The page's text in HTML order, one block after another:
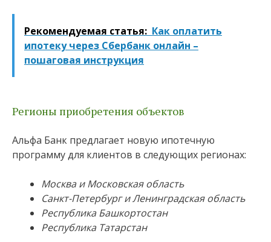
Рекомендуемая статья: Как оплатить
ипотеку через Сбербанк онлайн –
пошаговая инструкция
Регионы приобретения объектов
Альфа Банк предлагает новую ипотечную
программу для клиентов в следующих регионах:
Москва и Московская область
Санкт-Петербург и Ленинградская область
Республика Башкортостан
Республика Татарстан